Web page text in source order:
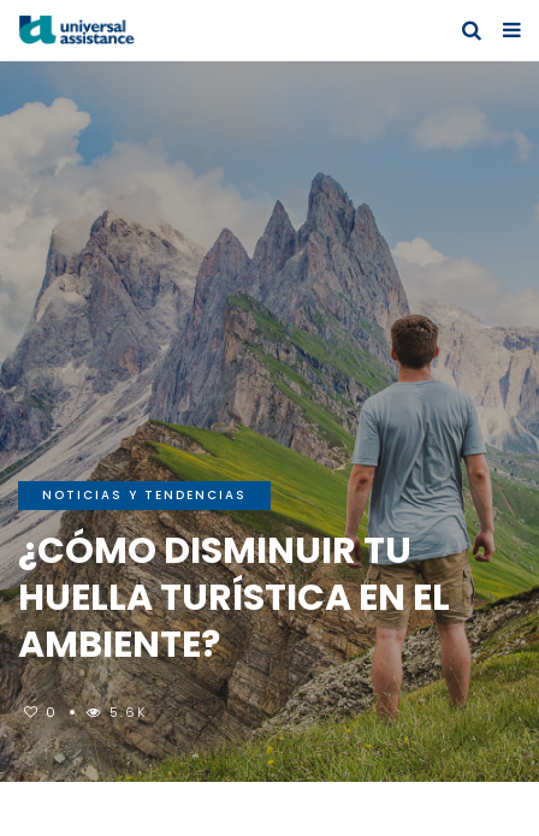
NOTICIAS Y TENDENCIAS
¿CÓMO DISMINUIR TU
HUELLA TURÍSTICA EN EL
AMBIENTE?
0 5.6K